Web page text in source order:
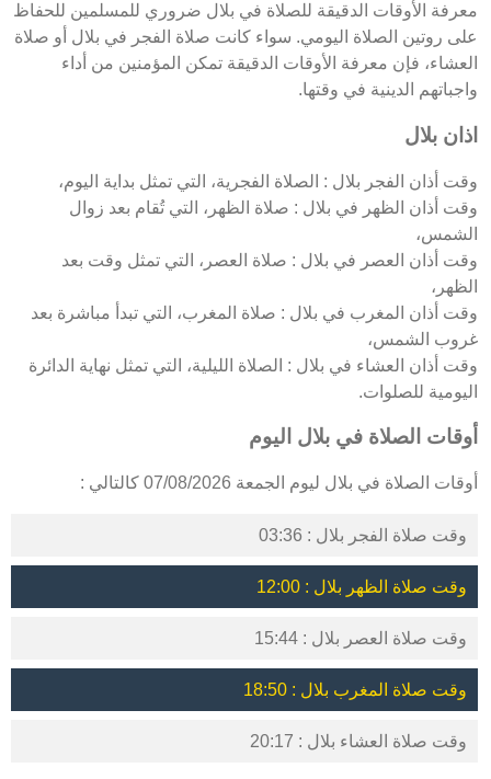
معرفة الأوقات الدقيقة للصلاة في بلال ضروري للمسلمين للحفاظ
على روتين الصلاة اليومي. سواء كانت صلاة الفجر في بلال أو صلاة
العشاء، فإن معرفة الأوقات الدقيقة تمكن المؤمنين من أداء
واجباتهم الدينية في وقتها.
اذان بلال
وقت أذان الفجر بلال : الصلاة الفجرية، التي تمثل بداية اليوم،
وقت أذان الظهر في بلال : صلاة الظهر، التي تُقام بعد زوال
الشمس،
وقت أذان العصر في بلال : صلاة العصر، التي تمثل وقت بعد
الظهر،
وقت أذان المغرب في بلال : صلاة المغرب، التي تبدأ مباشرة بعد
غروب الشمس،
وقت أذان العشاء في بلال : الصلاة الليلية، التي تمثل نهاية الدائرة
اليومية للصلوات.
أوقات الصلاة في بلال اليوم
أوقات الصلاة في بلال ليوم الجمعة 07/08/2026 كالتالي :
وقت صلاة الفجر بلال : 03:36
وقت صلاة الظهر بلال : 12:00
وقت صلاة العصر بلال : 15:44
وقت صلاة المغرب بلال : 18:50
وقت صلاة العشاء بلال : 20:17